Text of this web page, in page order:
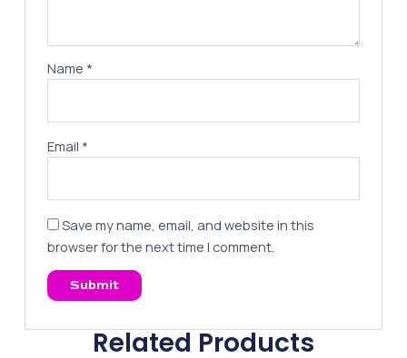
Name *
Email *
Save my name, email, and website in this
browser for the next time I comment.
Related Products